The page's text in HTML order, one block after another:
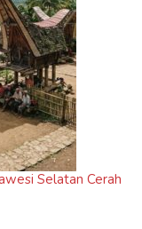
Selatan Cerah